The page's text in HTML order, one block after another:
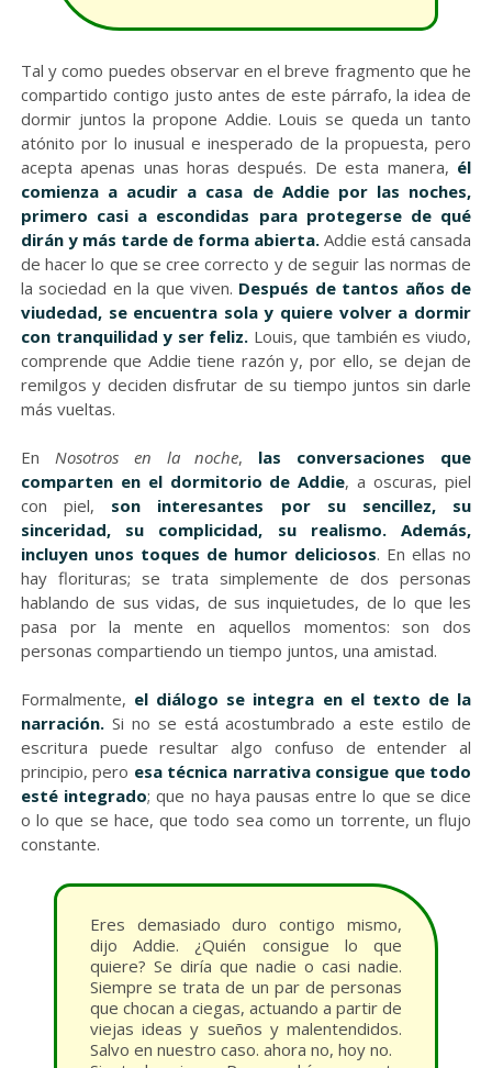
Tal y como puedes observar en el breve fragmento que he
compartido contigo justo antes de este párrafo, la idea de
dormir juntos la propone Addie. Louis se queda un tanto
atónito por lo inusual e inesperado de la propuesta, pero
acepta apenas unas horas después. De esta manera, él
comienza a acudir a casa de Addie por las noches,
primero casi a escondidas para protegerse de qué
dirán y más tarde de forma abierta. Addie está cansada
de hacer lo que se cree correcto y de seguir las normas de
la sociedad en la que viven. Después de tantos años de
viudedad, se encuentra sola y quiere volver a dormir
con tranquilidad y ser feliz. Louis, que también es viudo,
comprende que Addie tiene razón y, por ello, se dejan de
remilgos y deciden disfrutar de su tiempo juntos sin darle
más vueltas.
En Nosotros en la noche, las conversaciones que
comparten en el dormitorio de Addie, a oscuras, piel
con piel, son interesantes por su sencillez, su
sinceridad, su complicidad, su realismo. Además,
incluyen unos toques de humor deliciosos. En ellas no
hay florituras; se trata simplemente de dos personas
hablando de sus vidas, de sus inquietudes, de lo que les
pasa por la mente en aquellos momentos: son dos
personas compartiendo un tiempo juntos, una amistad.
Formalmente, el diálogo se integra en el texto de la
narración.Si no se está acostumbrado a este estilo de
escritura puede resultar algo confuso de entender al
principio, pero esa técnica narrativa consigue que todo
esté integrado; que no haya pausas entre lo que se dice
o lo que se hace, que todo sea como un torrente, un flujo
constante.
Eres demasiado duro contigo mismo,
dijo Addie. ¿Quién consigue lo que
quiere? Se diría que nadie o casi nadie.
Siempre se trata de un par de personas
que chocan a ciegas, actuando a partir de
viejas ideas y sueños y malentendidos.
Salvo en nuestro caso. ahora no, hoy no.